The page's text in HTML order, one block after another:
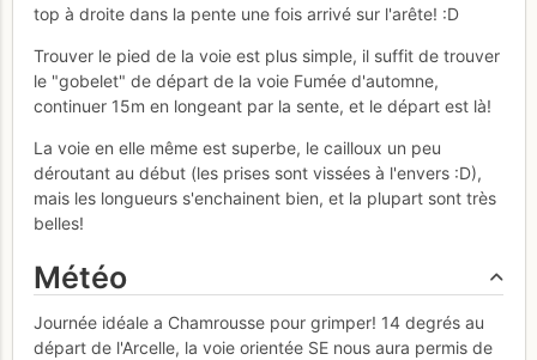
top à droite dans la pente une fois arrivé sur l'arête! :D
Trouver le pied de la voie est plus simple, il suffit de trouver
le "gobelet" de départ de la voie Fumée d'automne,
continuer 15m en longeant par la sente, et le départ est là!
La voie en elle même est superbe, le cailloux un peu
déroutant au début (les prises sont vissées à l'envers :D),
mais les longueurs s'enchainent bien, et la plupart sont très
belles!
Météo
Journée idéale a Chamrousse pour grimper! 14 degrés au
départ de l'Arcelle, la voie orientée SE nous aura permis de